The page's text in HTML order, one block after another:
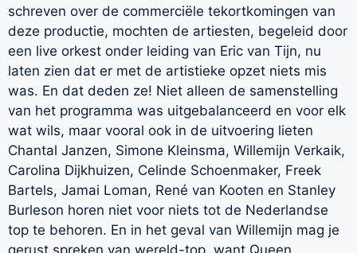
schreven over de commerciële tekortkomingen van
deze productie, mochten de artiesten, begeleid door
een live orkest onder leiding van Eric van Tijn, nu
laten zien dat er met de artistieke opzet niets mis
was. En dat deden ze! Niet alleen de samenstelling
van het programma was uitgebalanceerd en voor elk
wat wils, maar vooral ook in de uitvoering lieten
Chantal Janzen, Simone Kleinsma, Willemijn Verkaik,
Carolina Dijkhuizen, Celinde Schoenmaker, Freek
Bartels, Jamai Loman, René van Kooten en Stanley
Burleson horen niet voor niets tot de Nederlandse
top te behoren. En in het geval van Willemijn mag je
gerust spreken van wereld-top, want Queen